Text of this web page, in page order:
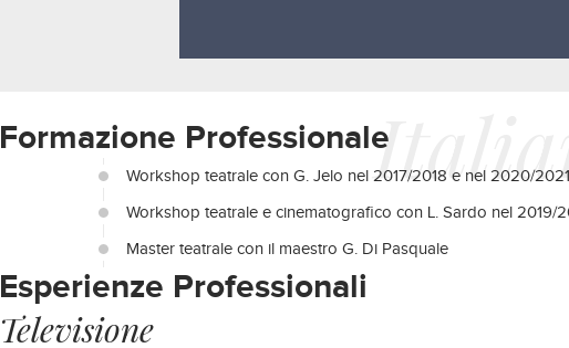
Formazione Professionale
Workshop teatrale con G. Jelo nel 2017/2018 e nel 2020/2021
Workshop teatrale e cinematografico con L. Sardo nel 2019/
Master teatrale con il maestro G. Di Pasquale
Esperienze Professionali
Televisione